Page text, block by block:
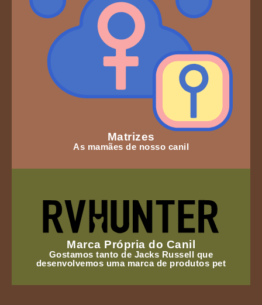
Matrizes
As mamães de nosso canil
Marca Própria do Canil
Gostamos tanto de Jacks Russell que
desenvolvemos uma marca de produtos pet